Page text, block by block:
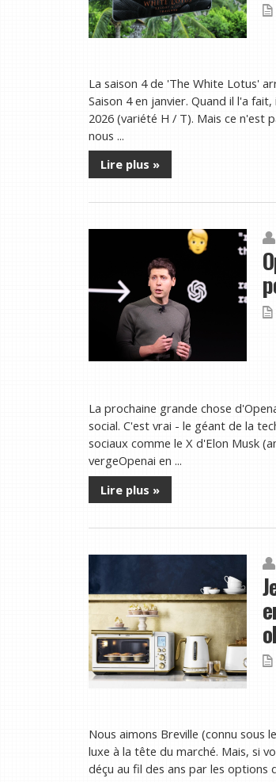
La saison 4 de 'The White Lotus'
Saison 4 en janvier. Quand il l'a
2026 (variété H / T). Mais ce n'est
nous ...
Lire plus »
La prochaine grande chose
social. C'est vrai - le géant de la
sociaux comme le X d'Elon Musk
vergeOpenai en ...
Lire plus »
Nous aimons Breville (connu sous
luxe à la tête du marché. Mais, si
déçu au fil des ans par les